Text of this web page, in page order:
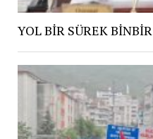
YOL BİR SÜREK BİNBİR